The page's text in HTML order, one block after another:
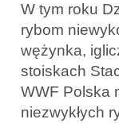
W tym roku
rybom
wężynka,
stoiskach
WWF Polska
niezwykłych